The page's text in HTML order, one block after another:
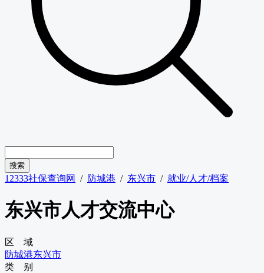
12333社保查询网 / 防城港 / 东兴市 / 就业/人才/档案
东兴市人才交流中心
区 域
防城港东兴市
类 别